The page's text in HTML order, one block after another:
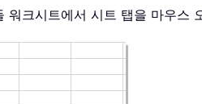
크시트에서 시트 탭을 마우스